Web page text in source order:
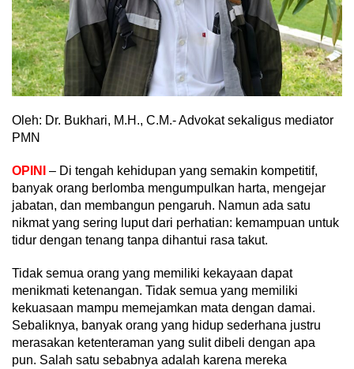
Oleh: Dr. Bukhari, M.H., C.M.- Advokat sekaligus mediator
PMN
OPINI
– Di tengah kehidupan yang semakin kompetitif,
banyak orang berlomba mengumpulkan harta, mengejar
jabatan, dan membangun pengaruh. Namun ada satu
nikmat yang sering luput dari perhatian: kemampuan untuk
tidur dengan tenang tanpa dihantui rasa takut.
Tidak semua orang yang memiliki kekayaan dapat
menikmati ketenangan. Tidak semua yang memiliki
kekuasaan mampu memejamkan mata dengan damai.
Sebaliknya, banyak orang yang hidup sederhana justru
merasakan ketenteraman yang sulit dibeli dengan apa
pun. Salah satu sebabnya adalah karena mereka